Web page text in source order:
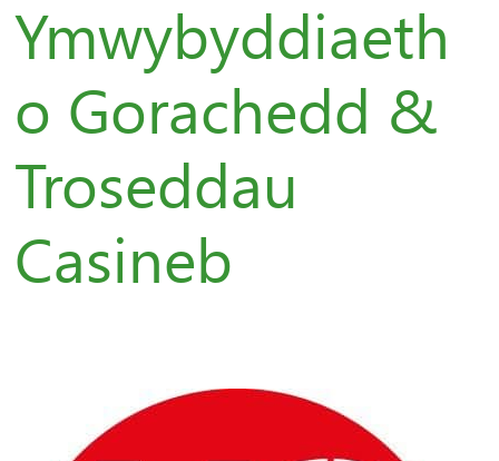
Ymwybyddiaeth
o Gorachedd &
Troseddau
Casineb